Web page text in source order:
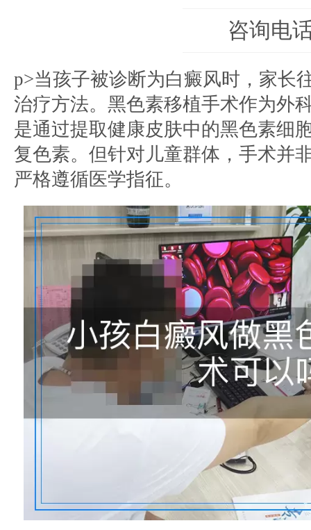
咨询电
p>当孩子被诊断为白癜风时，家长
治疗方法。黑色素移植手术作为外
是通过提取健康皮肤中的黑色素细
复色素。但针对儿童群体，手术并
严格遵循医学指征。